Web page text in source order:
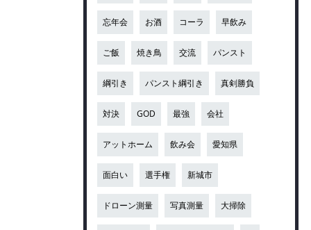
忘年会 お酒 コーラ 早飲み
ご飯 焼き鳥 交流 パンスト
綱引き パンスト綱引き 真剣勝負
対決 GOD 最強 会社
アットホーム 飲み会 愛知県
面白い 選手権 新城市
ドローン測量 写真測量 大掃除